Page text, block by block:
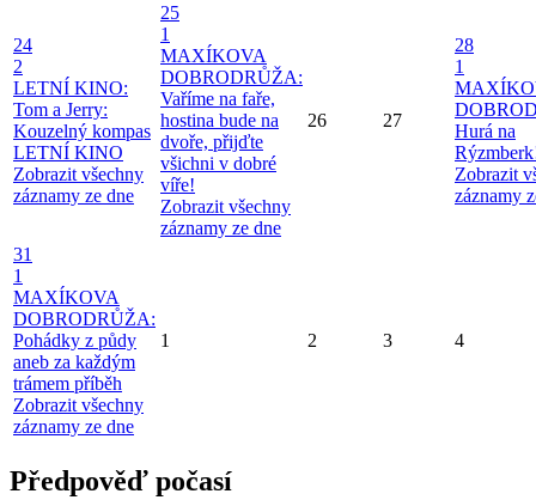
24
2
LETNÍ KINO:
Tom a Jerry:
Kouzelný kompas
LETNÍ KINO
Zobrazit všechny
záznamy ze dne
25
1
MAXÍKOVA
DOBRODRŮŽA:
Vaříme na faře,
hostina bude na
dvoře, přijďte
všichni v dobré
víře!
Zobrazit všechny
záznamy ze dne
26 27
28
1
Hurá na
Zobrazit
záznamy
31
1
MAXÍKOVA
DOBRODRŮŽA:
Pohádky z půdy
aneb za každým
trámem příběh
Zobrazit všechny
záznamy ze dne
1 2 3 4
Předpověď počasí